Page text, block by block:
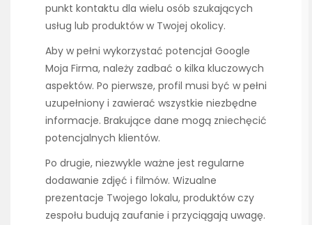
punkt kontaktu dla wielu osób szukających
usług lub produktów w Twojej okolicy.
Aby w pełni wykorzystać potencjał Google
Moja Firma, należy zadbać o kilka kluczowych
aspektów. Po pierwsze, profil musi być w pełni
uzupełniony i zawierać wszystkie niezbędne
informacje. Brakujące dane mogą zniechęcić
potencjalnych klientów.
Po drugie, niezwykle ważne jest regularne
dodawanie zdjęć i filmów. Wizualne
prezentacje Twojego lokalu, produktów czy
zespołu budują zaufanie i przyciągają uwagę.